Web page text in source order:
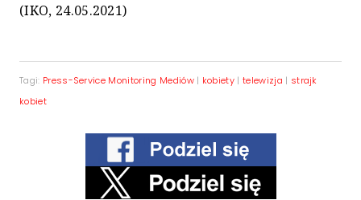
(IKO, 24.05.2021)
Tagi: Press-Service Monitoring Mediów| kobiety |telewizja | strajk
kobiet